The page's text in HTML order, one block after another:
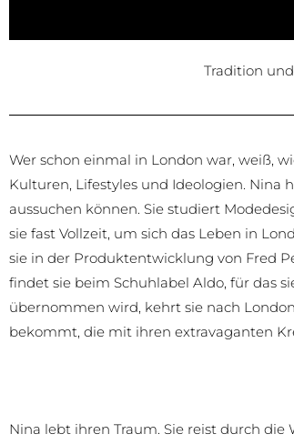
Tradition
Wer schon einmal in London war, weiß,
Kulturen, Lifestyles und Ideologien. Nina
aussuchen können. Sie studiert
sie fast Vollzeit, um sich das Leben in
sie in der Produktentwicklung von Fred
findet sie beim Schuhlabel Aldo, für das
übernommen wird, kehrt sie nach
bekommt, die mit ihren extravaganten
Nina lebt ihren Traum. Sie reist durch